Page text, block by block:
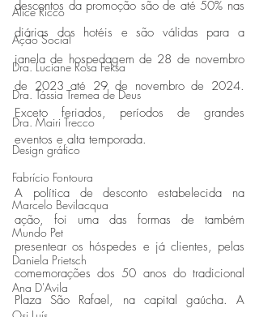
Alice Ricco
Ação Social
Dra. Luciane Rosa Feksa
Dra. Tássia Tremea de Deus
Dra. Mairi Trecco
Design gráfico
Fabrício Fontoura
Marcelo Bevilacqua
Mundo Pet
Daniela Prietsch
Ana D'Avila
descontos da promoção são de até 50% nas
diárias dos hotéis e são válidas para a
janela de hospedagem de 28 de novembro
de 2023 até 29 de novembro de 2024.
Exceto feriados, períodos de grandes
eventos e alta temporada.
A política de desconto estabelecida na
ação, foi uma das formas de também
presentear os hóspedes e já clientes, pelas
comemorações dos 50 anos do tradicional
Plaza São Rafael, na capital gaúcha. A